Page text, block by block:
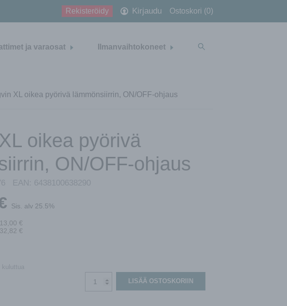
ja varaosat Ilmanvaihtokoneet
Rekisteröidy Kirjaudu Ostoskori (0)
XL oikea pyörivä lämmönsiirrin, ON/OFF-ohjaus
oikea pyörivä
ON/OFF-ohjaus
EAN: 6438100638290
Sis. alv 25.5%
€
€
kuluttua
LISÄÄ OSTOSKORIIN